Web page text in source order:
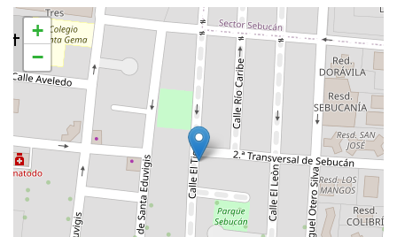
+
−